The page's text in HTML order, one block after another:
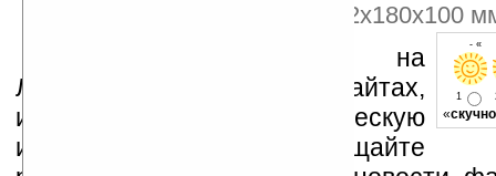
Размеры сателитов: 92x180x100
- «
1
«скучно
Устанавливайте линк на
Ладошки на своих сайтах,
изучайте коммерческую
информацию, посещайте